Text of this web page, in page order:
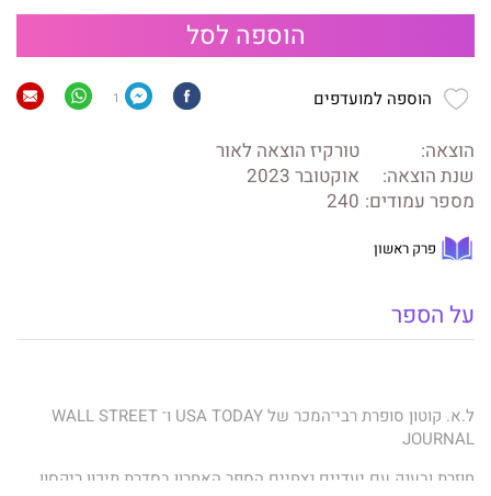
הוספה לסל
הוספה למועדפים 1
הוצאה:
טורקיז הוצאה לאור
שנת הוצאה:
אוקטובר 2023
מספר עמודים: 240
פרק ראשון
על הספר
ל.א. קוטון סופרת רבי־המכר של USA TODAY ו־ WALL STREET
JOURNAL
חוזרת ובענק עם יעדיים נצחיים הספר האחרון בסדרת תיכון ריקסון.